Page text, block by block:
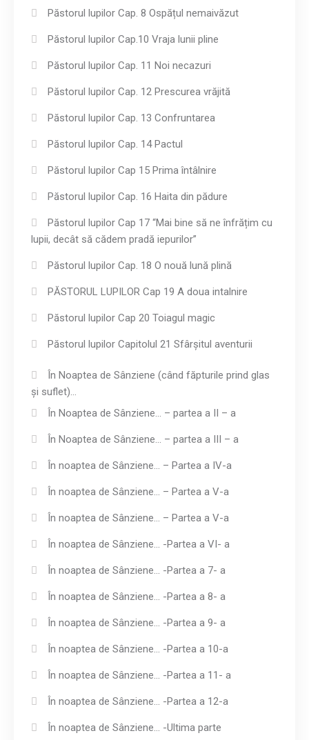
Păstorul lupilor Cap. 8 Ospățul nemaivăzut
Păstorul lupilor Cap.10 Vraja lunii pline
Păstorul lupilor Cap. 11 Noi necazuri
Păstorul lupilor Cap. 12 Prescurea vrăjită
Păstorul lupilor Cap. 13 Confruntarea
Păstorul lupilor Cap. 14 Pactul
Păstorul lupilor Cap 15 Prima întâlnire
Păstorul lupilor Cap. 16 Haita din pădure
Păstorul lupilor Cap 17 “Mai bine să ne înfrățim cu
lupii, decât să cădem pradă iepurilor”
Păstorul lupilor Cap. 18 O nouă lună plină
PĂSTORUL LUPILOR Cap 19 A doua intalnire
Păstorul lupilor Cap 20 Toiagul magic
Păstorul lupilor Capitolul 21 Sfârșitul aventurii
În Noaptea de Sânziene (când făpturile prind glas
și suflet)…
În Noaptea de Sânziene… – partea a II – a
În Noaptea de Sânziene… – partea a III – a
În noaptea de Sânziene… – Partea a IV-a
În noaptea de Sânziene… – Partea a V-a
În noaptea de Sânziene… – Partea a V-a
În noaptea de Sânziene… -Partea a VI- a
În noaptea de Sânziene… -Partea a 7- a
În noaptea de Sânziene… -Partea a 8- a
În noaptea de Sânziene… -Partea a 9- a
În noaptea de Sânziene… -Partea a 10-a
În noaptea de Sânziene… -Partea a 11- a
În noaptea de Sânziene… -Partea a 12-a
În noaptea de Sânziene… -Ultima parte